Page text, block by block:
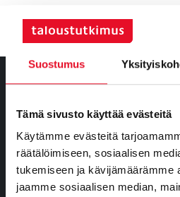
Suostumus
Tämä sivusto käyttää evästeitä
Käytämme evästeitä
räätälöimiseen, sosiaalisen
tukemiseen ja kävijämäärämme
jaamme sosiaalisen median,
Tietoa